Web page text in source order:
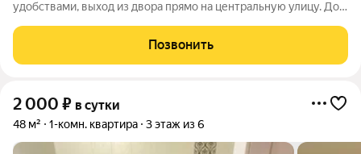
удобствами, выход из двора прямо на центральную улицу. До
новой мебелью, комнаты просторные, в спальне кровать
180/200, в зале большой
Позвонить
2 000 ₽ в сутки
48 м² 1-комн. квартира 3 этаж из 6